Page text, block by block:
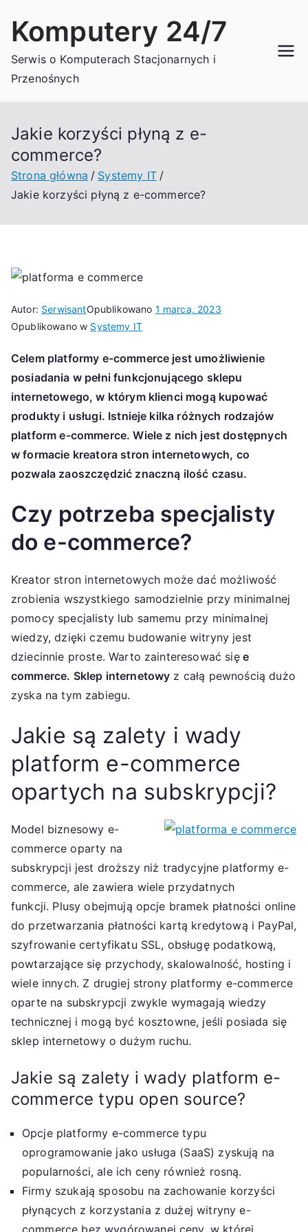
Komputery 24/7
Serwis o Komputerach Stacjonarnych i
Przenośnych
Jakie korzyści płyną z e-
commerce?
Strona główna
Systemy IT
Jakie korzyści płyną z e-commerce?
Autor: SerwisantOpublikowano 1 marca, 2023
Opublikowano w Systemy IT
Celem platformy e-commerce jest umożliwienie
posiadania w pełni funkcjonującego sklepu
internetowego, w którym klienci mogą kupować
produkty i usługi. Istnieje kilka różnych rodzajów
platform e-commerce. Wiele z nich jest dostępnych
w formacie kreatora stron internetowych, co
pozwala zaoszczędzić znaczną ilość czasu.
Czy potrzeba specjalisty
do e-commerce?
Kreator stron internetowych może dać możliwość
zrobienia wszystkiego samodzielnie przy minimalnej
pomocy specjalisty lub samemu przy minimalnej
wiedzy, dzięki czemu budowanie witryny jest
dziecinnie proste. Warto zainteresować sięe
commerce. Sklep internetowy z całą pewnością dużo
zyska na tym zabiegu.
Jakie są zalety i wady
platform e-commerce
opartych na subskrypcji?
Model biznesowy e-
commerce oparty na
subskrypcji jest droższy niż tradycyjne platformy e-
commerce, ale zawiera wiele przydatnych
funkcji. Plusy obejmują opcje bramek płatności online
do przetwarzania płatności kartą kredytową i PayPal,
szyfrowanie certyfikatu SSL, obsługę podatkową,
powtarzające się przychody, skalowalność, hosting i
wiele innych. Z drugiej strony platformy e-commerce
oparte na subskrypcji zwykle wymagają wiedzy
technicznej i mogą być kosztowne, jeśli posiada się
sklep internetowy o dużym ruchu.
Jakie są zalety i wady platform e-
commerce typu open source?
Opcje platformy e-commerce typu
oprogramowanie jako usługa (SaaS) zyskują na
popularności, ale ich ceny również rosną.
Firmy szukają sposobu na zachowanie korzyści
płynących z korzystania z dużej witryny e-
commerce bez wygórowanej ceny, w której